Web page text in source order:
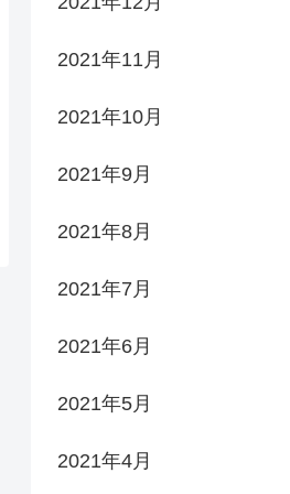
2021年11月
2021年10月
2021年9月
2021年8月
2021年7月
2021年6月
2021年5月
2021年4月